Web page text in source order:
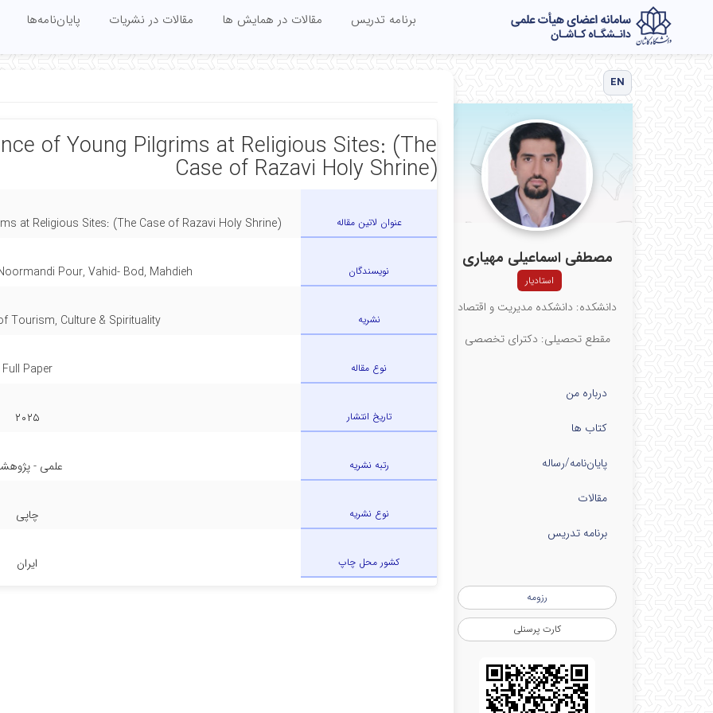
برنامه تدریس مقالات در همایش ها مقالات در نشریات پایان‌نامه‌ها
EN
مصطفی اسماعیلی مهیاری
استادیار
دانشکده: دانشکده مدیریت و اقتصاد
مقطع تحصیلی: دکترای تخصصی
درباره من
کتاب ها
پایان‌نامه‌/رساله
مقالات
برنامه تدریس
رزومه
کارت پرسنلی
of Young Pilgrims at Religious Sites: (The
Case of Razavi Holy Shrine)
عنوان لاتین مقاله at Religious Sites: (The Case of Razavi Holy Shrine)
نویسندگان Pour, Vahid- Bod, Mahdieh
نشریه Tourism, Culture & Spirituality
نوع مقاله Full Paper
تاریخ انتشار ۲۰۲۵
رتبه نشریه علمی -
نوع نشریه چاپی
کشور محل چاپ ایران